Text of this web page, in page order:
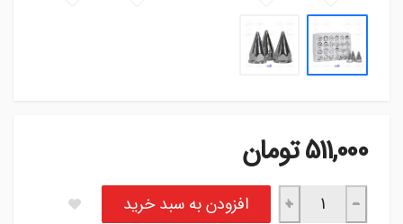
511,000تومان
روکش مهره نیزه‌ای نیسان عدد
−
+ افزودن به سبد خرید